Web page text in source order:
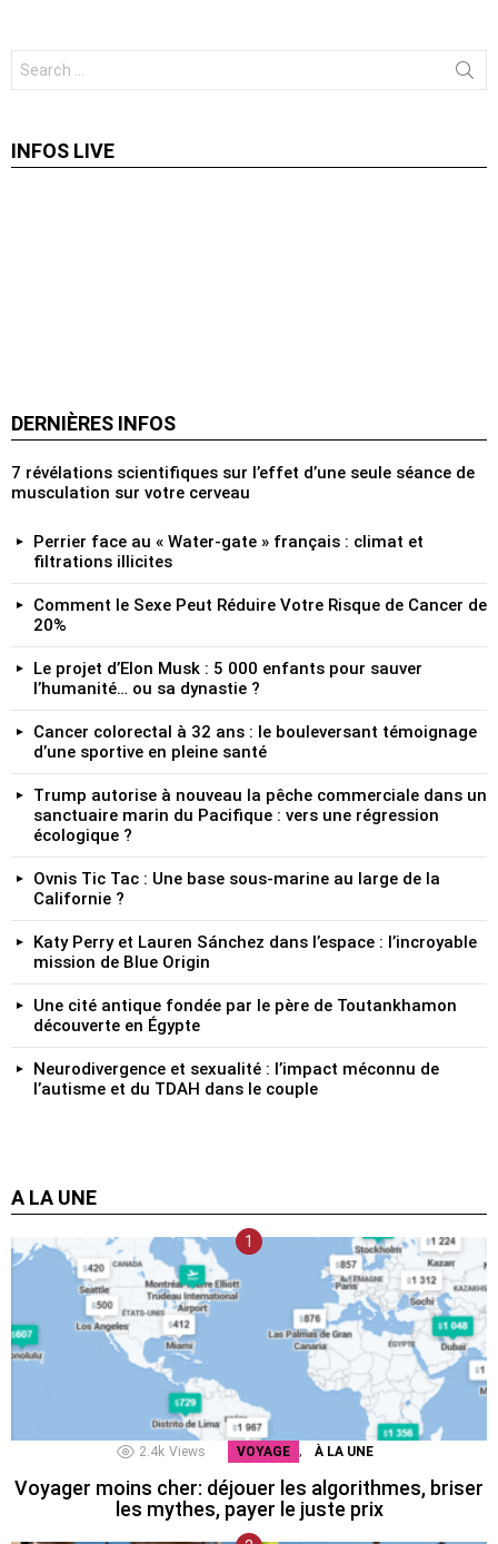
for:
INFOS LIVE
DERNIÈRES INFOS
7 révélations scientifiques sur l’effet d’une seule séance de
musculation sur votre cerveau
Perrier face au « Water‑gate » français : climat et
filtrations illicites
Comment le Sexe Peut Réduire Votre Risque de Cancer de
20%
Le projet d’Elon Musk : 5 000 enfants pour sauver
l’humanité… ou sa dynastie ?
Cancer colorectal à 32 ans : le bouleversant témoignage
d’une sportive en pleine santé
Trump autorise à nouveau la pêche commerciale dans un
sanctuaire marin du Pacifique : vers une régression
écologique ?
Ovnis Tic Tac : Une base sous-marine au large de la
Californie ?
Katy Perry et Lauren Sánchez dans l’espace : l’incroyable
mission de Blue Origin
Une cité antique fondée par le père de Toutankhamon
découverte en Égypte
Neurodivergence et sexualité : l’impact méconnu de
l’autisme et du TDAH dans le couple
A LA UNE
2.4k Views VOYAGE , À LA UNE
Voyager moins cher: déjouer les algorithmes, briser
les mythes, payer le juste prix